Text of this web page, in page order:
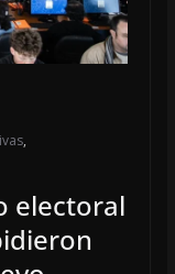
,
electoral